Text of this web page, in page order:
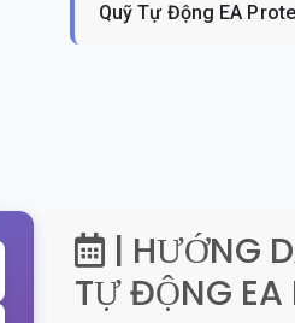
Quỹ Tự Động EA
| HƯỚNG
TỰ ĐỘNG EA